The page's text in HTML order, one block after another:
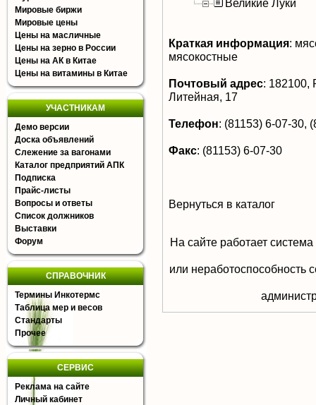
Мировые биржи
Мировые цены
Цены на масличные
Цены на зерно в России
Цены на АК в Китае
Цены на витамины в Китае
УЧАСТНИКАМ
Демо версии
Доска объявлений
Слежение за вагонами
Каталог предприятий АПК
Подписка
Прайс-листы
Вопросы и ответы
Список должников
Выставки
Форум
СПРАВОЧНИК
Термины Инкотермс
Таблица мер и весов
Стандарты
Прочее
СЕРВИС
Реклама на сайте
Личный кабинет
Великие Луки
Краткая информация:
мясокостные
Почтовый адрес: 182100,
Литейная, 17
Телефон: (81153) 6-07-30,
Факс: (81153) 6-07-30
Вернуться в каталог
На сайте работает
или неработоспособность